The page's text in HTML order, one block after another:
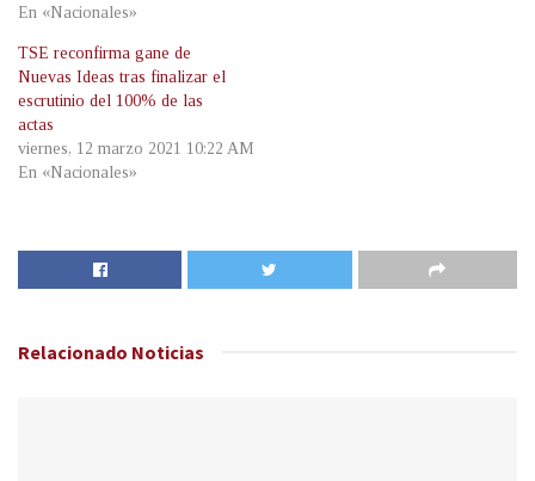
En «Nacionales»
TSE reconfirma gane de
Nuevas Ideas tras finalizar el
escrutinio del 100% de las
actas
viernes, 12 marzo 2021 10:22 AM
En «Nacionales»
Relacionado Noticias